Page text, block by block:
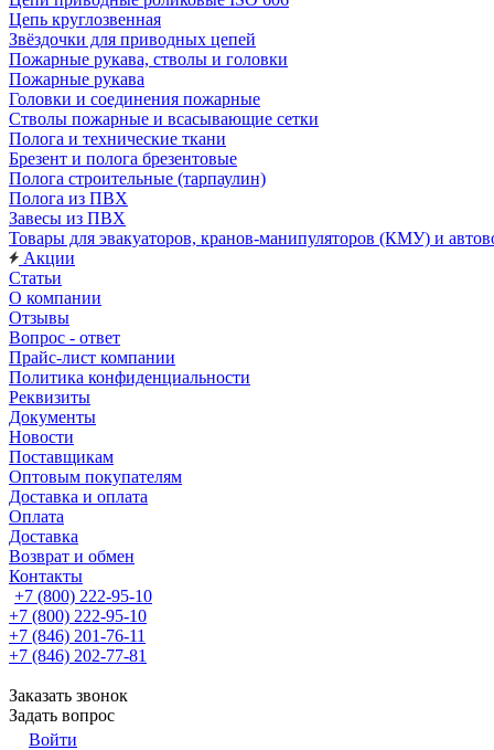
Цепь круглозвенная
Звёздочки для приводных цепей
Пожарные рукава, стволы и головки
Пожарные рукава
Головки и соединения пожарные
Стволы пожарные и всасывающие сетки
Полога и технические ткани
Брезент и полога брезентовые
Полога строительные (тарпаулин)
Полога из ПВХ
Завесы из ПВХ
Товары для эвакуаторов, кранов-манипуляторов (КМУ) и
Акции
Статьи
О компании
Отзывы
Вопрос - ответ
Прайс-лист компании
Политика конфиденциальности
Реквизиты
Документы
Новости
Поставщикам
Оптовым покупателям
Доставка и оплата
Оплата
Доставка
Возврат и обмен
Контакты
+7 (800) 222-95-10
+7 (800) 222-95-10
+7 (846) 201-76-11
+7 (846) 202-77-81
Заказать звонок
Задать вопрос
Войти